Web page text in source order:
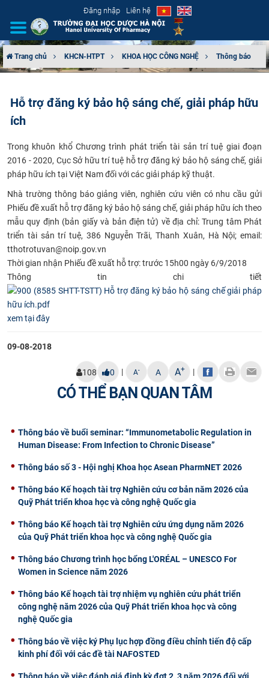
Đăng nhập Liên hệ
CƠ CẤU TỔ CHỨC
TUYỂN SINH
ĐÀO TẠO
ĐẢM BẢO CHẤT LƯỢNG
KHOA HỌC CÔNG NGHỆ
HTQT
CỰU NGƯỜI HỌC
Trang chủ KHCN-HTPT KHOA HỌC CÔNG NGHỆ Thông báo
Hỗ trợ đăng ký bảo hộ sáng chế, giải pháp hữu
ích
Trong khuôn khổ Chương trình phát triển tài sản trí tuệ giai đoạn
2016 - 2020, Cục Sở hữu trí tuệ hỗ trợ đăng ký bảo hộ sáng chế, giải
pháp hữu ích tại Việt Nam đối với các giải pháp kỹ thuật.
​Nhà trường thông báo giảng viên, nghiên cứu viên có nhu cầu gửi
Phiếu đề xuất hỗ trợ đăng ký bảo hộ sáng chế, giải pháp hữu ích theo
mẫu quy định (bản giấy và bản điện tử) về địa chỉ: Trung tâm Phát
triển tài sản trí tuệ, 386 Nguyễn Trãi, Thanh Xuân, Hà Nội; email:
tthotrotuvan@noip.gov.vn
Thời gian nhận Phiếu đề xuất hỗ trợ: trước 15h00 ngày 6/9/2018
Thông tin chi tiết
xem tại đây
09-08-2018
108 0 | A- A A+ |
CÓ THỂ BẠN QUAN TÂM
Thông báo về buổi seminar: “Immunometabolic Regulation in
Human Disease: From Infection to Chronic Disease”
Thông báo số 3 - Hội nghị Khoa học Asean PharmNET 2026
Thông báo Kế hoạch tài trợ Nghiên cứu cơ bản năm 2026 của
Quỹ Phát triển khoa học và công nghệ Quốc gia
Thông báo Kế hoạch tài trợ Nghiên cứu ứng dụng năm 2026
của Quỹ Phát triển khoa học và công nghệ Quốc gia
Thông báo Chương trình học bổng L'ORÉAL – UNESCO For
Women in Science năm 2026
Thông báo Kế hoạch tài trợ nhiệm vụ nghiên cứu phát triển
công nghệ năm 2026 của Quỹ Phát triển khoa học và công
nghệ Quốc gia
Thông báo về việc ký Phụ lục hợp đồng điều chỉnh tiến độ cấp
kinh phí đối với các đề tài NAFOSTED
Thông báo về việc đánh giá định kỳ đợt 2, 3 năm 2026 đối với